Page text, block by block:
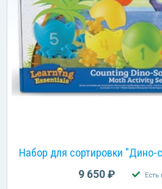
Набор для сортировки "Дино-
9 650 ₽